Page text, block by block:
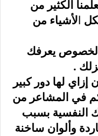
الكثير من
الأشياء من
يعرفك
.
لها دور كبير
في المشاعر من
النفسية بسبب
وألوان ساخنة